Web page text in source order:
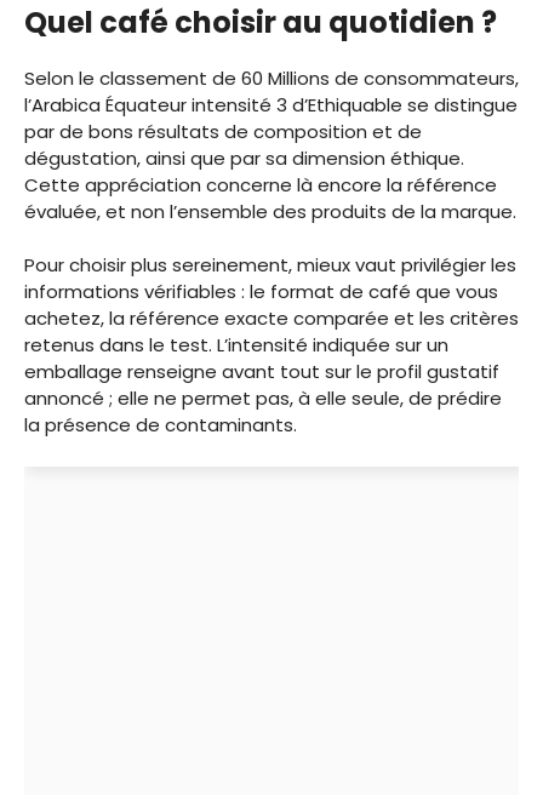
Quel café choisir au quotidien ?
Selon le classement de 60 Millions de consommateurs,
l’Arabica Équateur intensité 3 d’Ethiquable se distingue
par de bons résultats de composition et de
dégustation, ainsi que par sa dimension éthique.
Cette appréciation concerne là encore la référence
évaluée, et non l’ensemble des produits de la marque.
Pour choisir plus sereinement, mieux vaut privilégier les
informations vérifiables : le format de café que vous
achetez, la référence exacte comparée et les critères
retenus dans le test. L’intensité indiquée sur un
emballage renseigne avant tout sur le profil gustatif
annoncé ; elle ne permet pas, à elle seule, de prédire
la présence de contaminants.